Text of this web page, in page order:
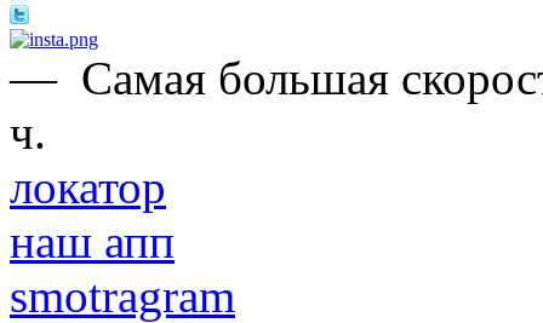
— Самая большая
ч.
локатор
наш апп
smotragram